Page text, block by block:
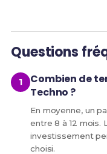
Questions
Combien de
Techno ?
En moyenne, un
entre 8 à 12 mois.
investissement
choisi.